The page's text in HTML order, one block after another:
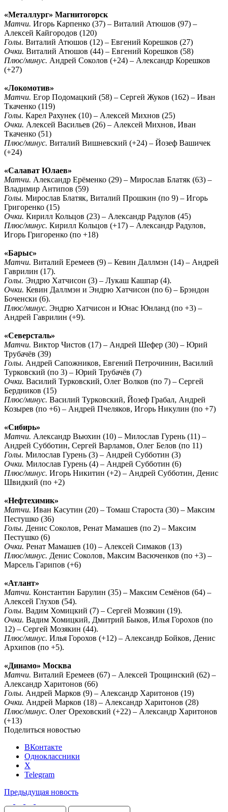
«Металлург» Магнитогорск
Матчи. Игорь Карпенко (37) – Виталий Атюшов (97) –
Алексей Кайгородов (120)
Голы. Виталий Атюшов (12) – Евгений Корешков (27)
Очки. Виталий Атюшов (44) – Евгений Корешков (58)
Плюс/минус. Андрей Соколов (+24) – Александр Корешков
(+27)
«Локомотив»
Матчи. Егор Подомацкий (58) – Сергей Жуков (162) – Иван
Ткаченко (119)
Голы. Карел Рахунек (10) – Алексей Михнов (25)
Очки. Алексей Васильев (26) – Алексей Михнов, Иван
Ткаченко (51)
Плюс/минус. Виталий Вишневский (+24) – Йозеф Вашичек
(+24)
«Салават Юлаев»
Матчи. Александр Ерёменко (29) – Мирослав Блатяк (63) –
Владимир Антипов (59)
Голы. Мирослав Блатяк, Виталий Прошкин (по 9) – Игорь
Григоренко (15)
Очки. Кирилл Кольцов (23) – Александр Радулов (45)
Плюс/минус. Кирилл Кольцов (+17) – Александр Радулов,
Игорь Григоренко (по +18)
«Барыс»
Матчи. Виталий Еремеев (9) – Кевин Даллмэн (14) – Андрей
Гаврилин (17).
Голы. Эндрю Хатчисон (3) – Лукаш Кашпар (4).
Очки. Кевин Даллмэн и Эндрю Хатчисон (по 6) – Брэндон
Боченски (6).
Плюс/минус. Эндрю Хатчисон и Юнас Юнланд (по +3) –
Андрей Гаврилин (+9).
«Северсталь»
Матчи. Виктор Чистов (17) – Андрей Шефер (30) – Юрий
Трубачёв (39)
Голы. Андрей Сапожников, Евгений Петрочинин, Василий
Турковский (по 3) – Юрий Трубачёв (7)
Очки. Василий Турковский, Олег Волков (по 7) – Сергей
Бердников (15)
Плюс/минус. Василий Турковский, Йозеф Грабал, Андрей
Козырев (по +6) – Андрей Пчеляков, Игорь Никулин (по +7)
«Сибирь»
Матчи. Александр Вьюхин (10) – Милослав Гурень (11) –
Андрей Субботин, Сергей Варламов, Олег Белов (по 11)
Голы. Милослав Гурень (3) – Андрей Субботин (3)
Очки. Милослав Гурень (4) – Андрей Субботин (6)
Плюс/минус. Игорь Никитин (+2) – Андрей Субботин, Денис
Швидкий (по +2)
«Нефтехимик»
Матчи. Иван Касутин (20) – Томаш Староста (30) – Максим
Пестушко (36)
Голы. Денис Соколов, Ренат Мамашев (по 2) – Максим
Пестушко (6)
Очки. Ренат Мамашев (10) – Алексей Симаков (13)
Плюс/минус. Денис Соколов, Максим Васюченков (по +3) –
Марсель Гарипов (+6)
«Атлант»
Матчи. Константин Барулин (35) – Максим Семёнов (64) –
Алексей Глухов (54).
Голы. Вадим Хомицкий (7) – Сергей Мозякин (19).
Очки. Вадим Хомицкий, Дмитрий Быков, Илья Горохов (по
12) – Сергей Мозякин (44).
Плюс/минус. Илья Горохов (+12) – Александр Бойков, Денис
Архипов (по +5).
«Динамо» Москва
Матчи. Виталий Еремеев (67) – Алексей Трощинский (62) –
Александр Харитонов (66)
Голы. Андрей Марков (9) – Александр Харитонов (19)
Очки. Андрей Марков (18) – Александр Харитонов (28)
Плюс/минус. Олег Ореховский (+22) – Александр Харитонов
(+13)
Поделиться новостью
ВКонтакте
Одноклассники
X
Telegram
Предыдущая новость